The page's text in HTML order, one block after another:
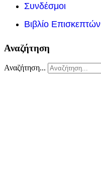
Συνδέσμοι
Βιβλίο Επισκεπτών
Αναζήτηση
Αναζήτηση...